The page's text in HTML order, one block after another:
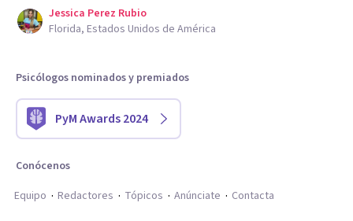
Jessica Perez Rubio
Florida, Estados Unidos de América
Psicólogos nominados y premiados
PyM Awards 2024
Conócenos
Equipo
Redactores Tópicos Anúnciate Contacta